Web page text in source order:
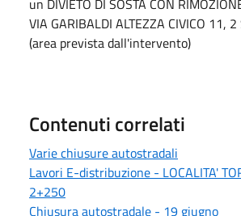
VIA GARIBALDI ALTEZZA CIVICO 11, 2
(area prevista dall'intervento)
Contenuti correlati
Varie chiusure autostradali
Lavori E-distribuzione - LOCALITA'
2+250
Chiusura autostradale - 19 giugno